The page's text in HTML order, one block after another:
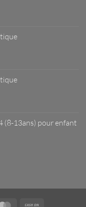
(8-13ans) pour enfant
MasterCard